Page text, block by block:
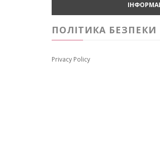
ПОЛІТИКА БЕЗПЕКИ
Privacy Policy